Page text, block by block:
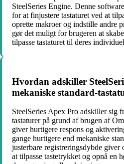
SteelSeries Engine. Denne
for at finjustere tastaturet ved at
oprette makroer og indstille andre
gør det muligt for brugeren at
tilpasse tastaturet til deres
Hvordan adskiller
mekaniske standard-
SteelSeries Apex Pro adskiller sig
tastaturer på grund af brugen af
giver hurtigere respons og
gange hurtigere end mekaniske
justerbare registreringsdybde giver
at tilpasse tastetrykket og opnå en